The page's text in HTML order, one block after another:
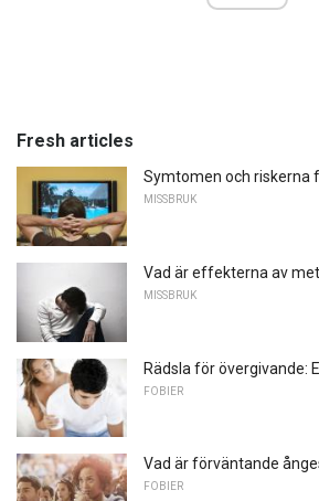
Fresh articles
Symtomen och riskerna
MISSBRUK
Vad är effekterna av
MISSBRUK
Rädsla för övergivande:
FOBIER
Vad är förväntande
FOBIER